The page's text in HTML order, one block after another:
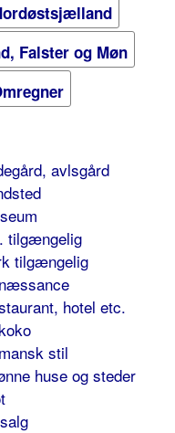
Falster og Møn
avlsgård
tilgængelig
tilgængelig
hotel etc.
stil
huse og steder